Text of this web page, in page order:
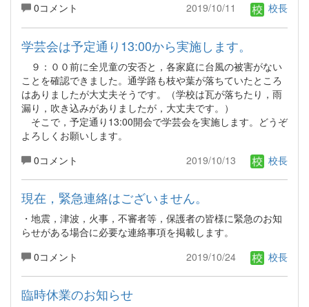
0コメント
2019/10/11 校長
学芸会は予定通り13:00から実施します。
９：００前に全児童の安否と，各家庭に台風の被害がない
ことを確認できました。通学路も枝や葉が落ちていたところ
はありましたが大丈夫そうです。（学校は瓦が落ちたり，雨
漏り，吹き込みがありましたが，大丈夫です。）
そこで，予定通り13:00開会で学芸会を実施します。どうぞ
よろしくお願いします。
0コメント
2019/10/13 校長
現在，緊急連絡はございません。
・地震，津波，火事，不審者等，保護者の皆様に緊急のお知
らせがある場合に必要な連絡事項を掲載します。
0コメント
2019/10/24 校長
臨時休業のお知らせ